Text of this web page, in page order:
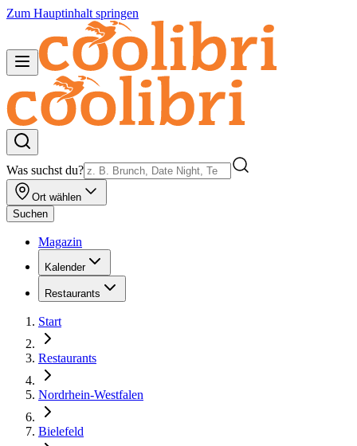
Zum Hauptinhalt springen
Was suchst du?
Ort wählen
Suchen
Magazin
Kalender
Restaurants
Start
Restaurants
Nordrhein-Westfalen
Bielefeld